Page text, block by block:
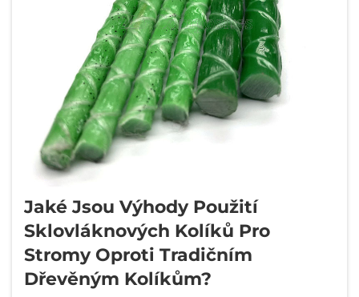
Jaké Jsou Výhody Použití
Sklovláknových Kolíků Pro
Stromy Oproti Tradičním
Dřevěným Kolíkům?